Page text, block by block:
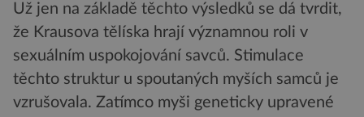
Už jen na základě těchto výsledků se dá tvrdit,
že Krausova tělíska hrají významnou roli v
sexuálním uspokojování savců. Stimulace
těchto struktur u spoutaných myších samců je
vzrušovala. Zatímco myši geneticky upravené